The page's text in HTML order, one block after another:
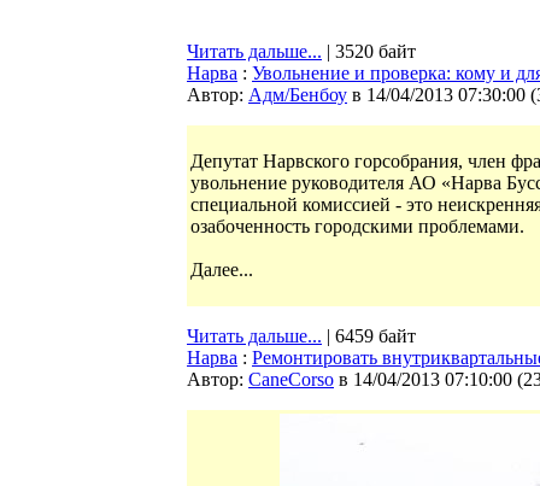
Читать дальше... | 3520 байт
Нарва : Увольнение и проверка: кому и
Автор: Адм/Бенбоу в 14/04/2013 07:30:00 (
Депутат Нарвского горсобрания, член
увольнение руководителя АО «Нарва
специальной комиссией - это
озабоченность городскими проблемами.
Далее...
Читать дальше... | 6459 байт
Нарва : Ремонтировать
Автор: CaneCorso в 14/04/2013 07:10:00 (